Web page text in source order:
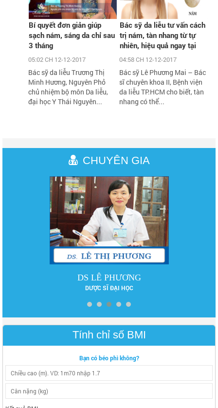
Bí quyết đơn giản giúp
sạch nám, sáng da chỉ sau
3 tháng
05:02 CH 12-12-2017
Bác sỹ da liễu Trương Thị
Minh Hương, Nguyên Phỏ
chủ nhiệm bộ môn Da liễu,
đại học Y Thái Nguyên...
Bác sỹ da liễu tư vấn cách
trị nám, tàn nhang từ tự
nhiên, hiệu quả ngay tại
nhà
04:58 CH 12-12-2017
Bác sỹ Lê Phương Mai – Bác
sĩ chuyên khoa II, Bệnh viện
da liễu TP.HCM cho biết, tàn
nhang có thể...
CHUYÊN GIA
DS LÊ PHƯƠNG
DƯỢC SĨ ĐẠI HỌC
Tính chỉ số BMI
Bạn có béo phì không?